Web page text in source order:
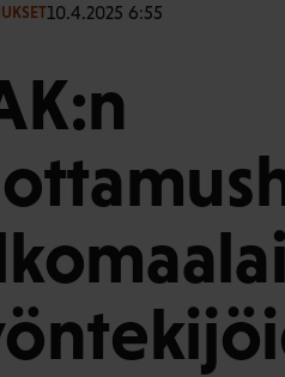
10.4.2025 6:55